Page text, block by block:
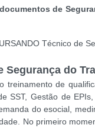
de
Técnico de
Segurança do
treinamento de
SST, Gestão de
do esocial,
No primeiro